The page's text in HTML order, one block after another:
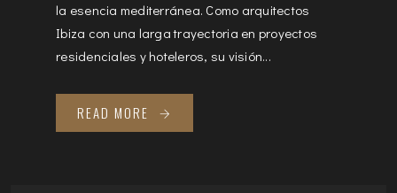
la esencia mediterránea. Como arquitectos
Ibiza con una larga trayectoria en proyectos
residenciales y hoteleros, su visión...
READ MORE